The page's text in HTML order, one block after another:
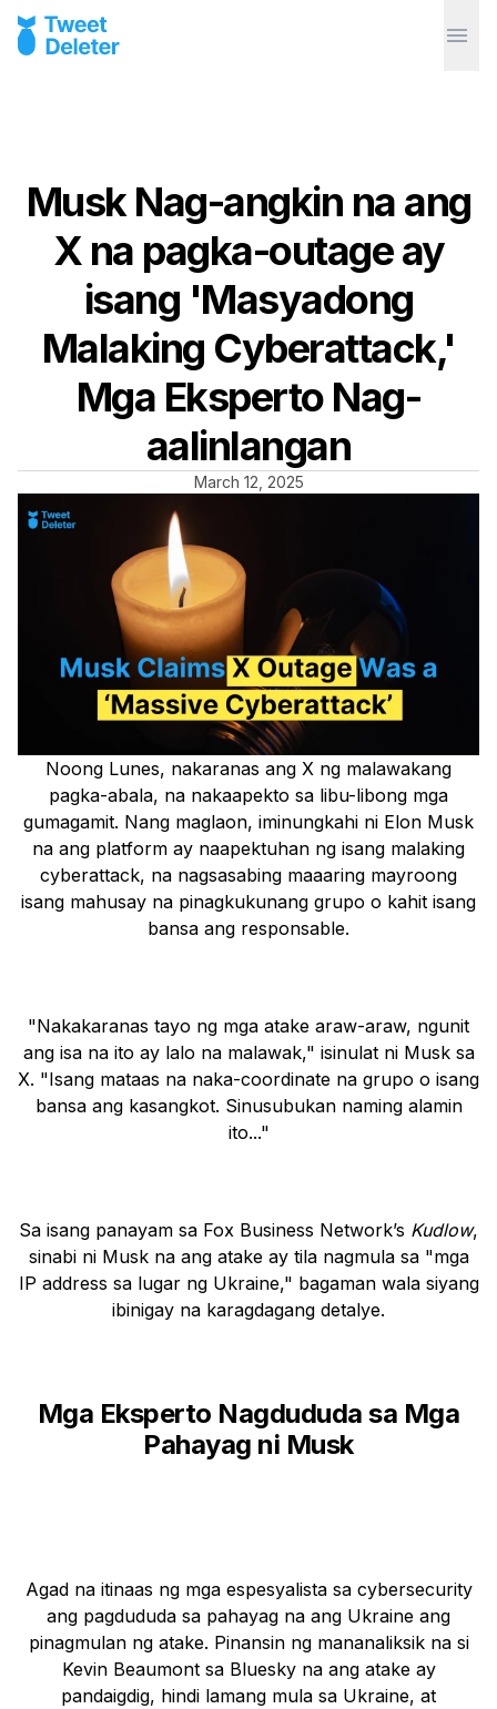
Musk Nag-angkin na ang
X na pagka-outage ay
isang 'Masyadong
Malaking Cyberattack,'
Mga Eksperto Nag-
aalinlangan
March 12, 2025
Noong Lunes, nakaranas ang X ng malawakang
pagka-abala, na nakaapekto sa libu-libong mga
gumagamit. Nang maglaon, iminungkahi ni Elon Musk
na ang platform ay naapektuhan ng isang malaking
cyberattack, na nagsasabing maaaring mayroong
isang mahusay na pinagkukunang grupo o kahit isang
bansa ang responsable.
"Nakakaranas tayo ng mga atake araw-araw, ngunit
ang isa na ito ay lalo na malawak," isinulat ni Musk sa
X. "Isang mataas na naka-coordinate na grupo o isang
bansa ang kasangkot. Sinusubukan naming alamin
ito..."
Sa isang panayam sa Fox Business Network’s Kudlow,
sinabi ni Musk na ang atake ay tila nagmula sa "mga
IP address sa lugar ng Ukraine," bagaman wala siyang
ibinigay na karagdagang detalye.
Mga Eksperto Nagdududa sa Mga
Pahayag ni Musk
Agad na itinaas ng mga espesyalista sa cybersecurity
ang pagdududa sa pahayag na ang Ukraine ang
pinagmulan ng atake. Pinansin ng mananaliksik na si
Kevin Beaumont sa Bluesky na ang atake ay
pandaigdig, hindi lamang mula sa Ukraine, at